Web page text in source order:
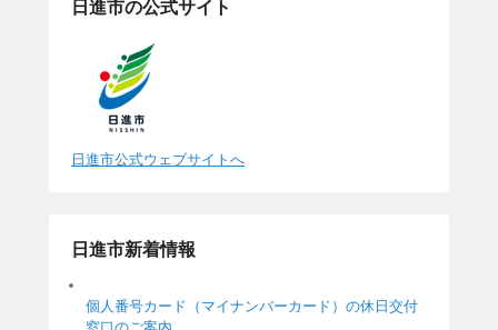
日進市の公式サイト
日進市公式ウェブサイトへ
日進市新着情報
個人番号カード（マイナンバーカード）の休日交付